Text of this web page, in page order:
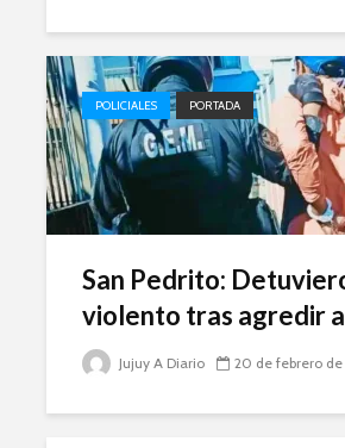
POLICIALES PORTADA
San Pedrito:
violento tras agredir a
Jujuy A Diario 20 de febrero